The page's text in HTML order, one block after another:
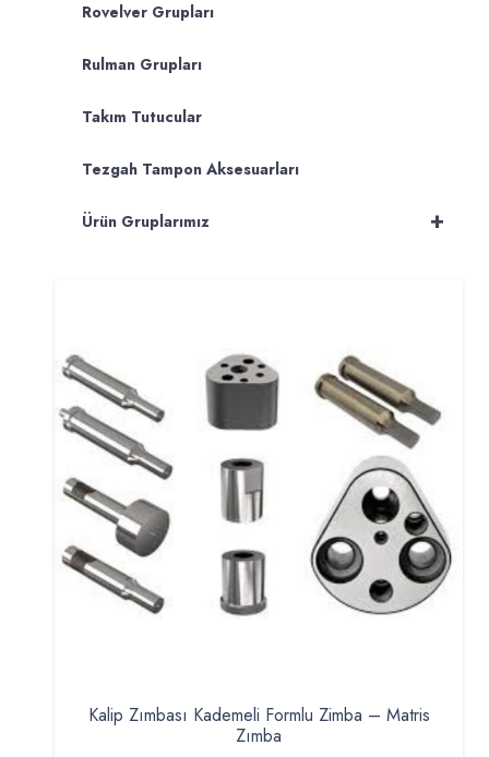
Rovelver Grupları
Rulman Grupları
Takım Tutucular
Tezgah Tampon Aksesuarları
+
Ürün Gruplarımız
Kalip Zımbası Kademeli Formlu Zimba – Matris
Zımba